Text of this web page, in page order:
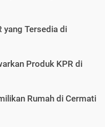
yang Tersedia di
Produk KPR di
Rumah di Cermati